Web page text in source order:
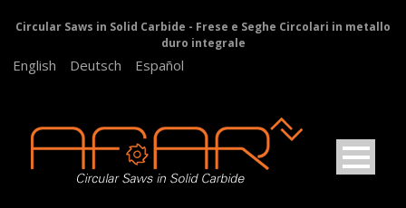
Circular Saws in Solid Carbide - Frese e Seghe Circolari in metallo
duro integrale
English Deutsch Español